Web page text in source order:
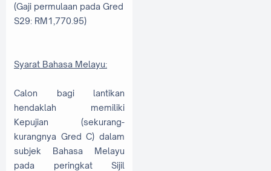
(Gaji permulaan pada Gred
S29: RM1,770.95)
Syarat Bahasa Melayu:
Calon bagi lantikan
hendaklah memiliki
Kepujian (sekurang-
kurangnya Gred C) dalam
subjek Bahasa Melayu
pada peringkat Sijil